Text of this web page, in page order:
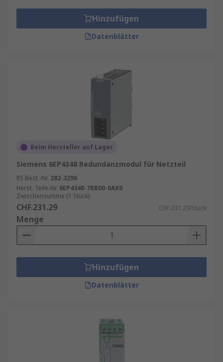
Hinzufügen
Datenblätter
Beim Hersteller auf Lager
Siemens 6EP4348 Redundanzmodul für Netzteil
RS Best.-Nr. 282-3296
Herst. Teile-Nr. 6EP4348-7RB00-0AX0
Zwischensumme (1 Stück)
CHF.231.29 CHF.231.29/Stück
Menge
Hinzufügen
Datenblätter